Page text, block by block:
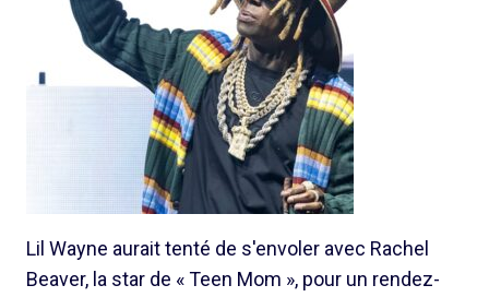
Lil Wayne aurait tenté de s'envoler avec Rachel
Beaver, la star de « Teen Mom », pour un rendez-